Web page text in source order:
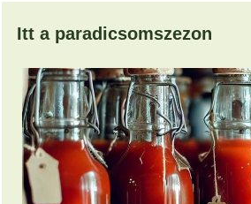
Itt a paradicsomszezon